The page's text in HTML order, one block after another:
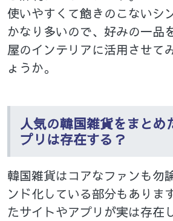
使いやすくて飽きのこないシ
かなり多いので、好みの一品
屋のインテリアに活用させて
ょうか。
人気の韓国雑貨をまとめ
プリは存在する？
韓国雑貨はコアなファンも勿
ンド化している部分もありま
たサイトやアプリが実は存在